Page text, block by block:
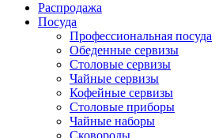
Распродажа
Посуда
Профессиональная посуда
Обеденные сервизы
Столовые сервизы
Чайные сервизы
Кофейные сервизы
Столовые приборы
Чайные наборы
Сковороды